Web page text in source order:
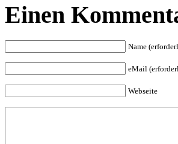
Einen
Name
eMail
Webseite